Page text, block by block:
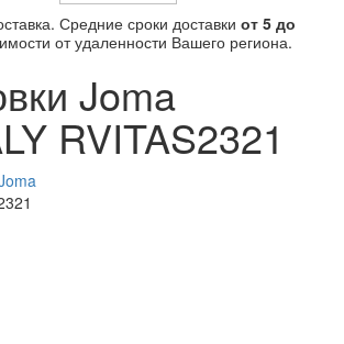
Средние сроки доставки от 5 до
от удаленности Вашего региона.
Joma
RVITAS2321